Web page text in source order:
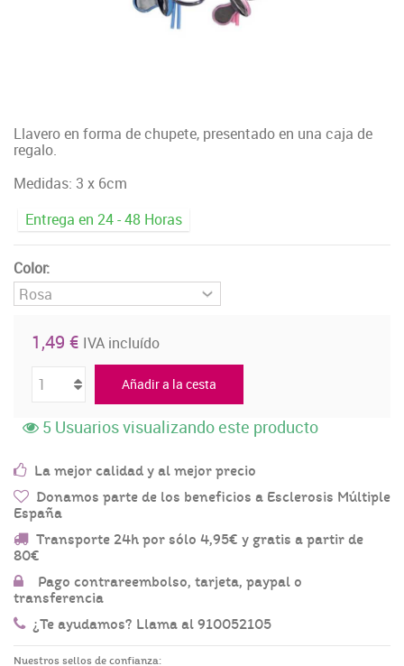
Llavero en forma de chupete, presentado en una caja de
regalo.
Medidas: 3 x 6cm
Entrega en 24 - 48 Horas
Color:
1,49 € IVA incluído
Añadir a la cesta
5 Usuarios visualizando este producto
La mejor calidad y al mejor precio
Donamos parte de los beneficios a Esclerosis Múltiple
España
Transporte 24h por sólo 4,95€ y gratis a partir de
80€
Pago contrareembolso, tarjeta, paypal o
transferencia
¿Te ayudamos? Llama al 910052105
Nuestros sellos de confianza: